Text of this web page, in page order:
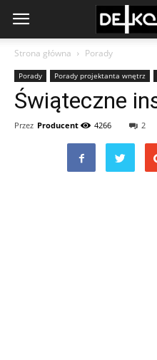
Strona główna Porady
Porady Porady projektanta wnętrz
Świąteczne
Przez Producent 4266 2